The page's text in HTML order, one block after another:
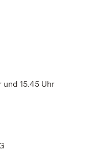
und 15.45 Uhr